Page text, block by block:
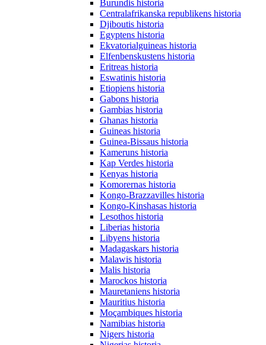
Burundis historia
Centralafrikanska republikens historia
Djiboutis historia
Egyptens historia
Ekvatorialguineas historia
Elfenbenskustens historia
Eritreas historia
Eswatinis historia
Etiopiens historia
Gabons historia
Gambias historia
Ghanas historia
Guineas historia
Guinea-Bissaus historia
Kameruns historia
Kap Verdes historia
Kenyas historia
Komorernas historia
Kongo-Brazzavilles historia
Kongo-Kinshasas historia
Lesothos historia
Liberias historia
Libyens historia
Madagaskars historia
Malawis historia
Malis historia
Marockos historia
Mauretaniens historia
Mauritius historia
Moçambiques historia
Namibias historia
Nigers historia